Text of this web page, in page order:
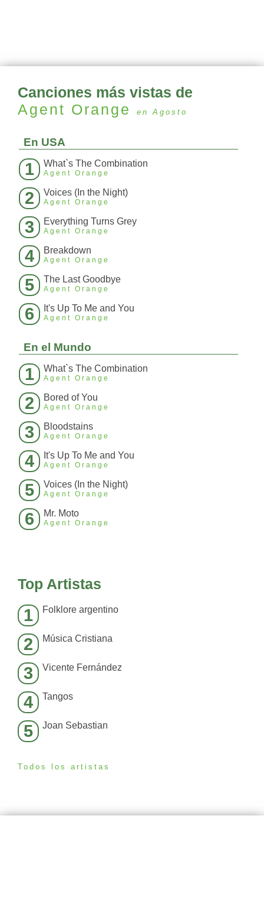
Canciones más vistas de
Agent Orange
en Agosto
En USA
1 What`s The Combination
Agent Orange
2 Voices (In the Night)
Agent Orange
3 Everything Turns Grey
Agent Orange
4 Breakdown
Agent Orange
5 The Last Goodbye
Agent Orange
6 It's Up To Me and You
Agent Orange
En el Mundo
1 What`s The Combination
Agent Orange
2 Bored of You
Agent Orange
3 Bloodstains
Agent Orange
4 It's Up To Me and You
Agent Orange
5 Voices (In the Night)
Agent Orange
6 Mr. Moto
Agent Orange
Top Artistas
1 Folklore argentino
2 Música Cristiana
3 Vicente Fernández
4 Tangos
5 Joan Sebastian
Todos los artistas